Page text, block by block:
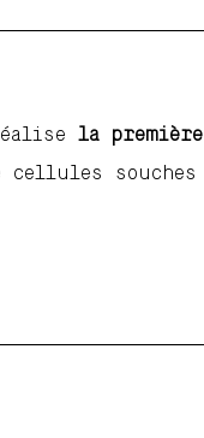
la
souches